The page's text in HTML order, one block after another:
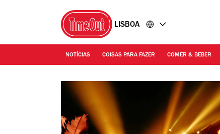
LISBOA
NOTÍCIAS COISAS PARA FAZER COMER & BEBER